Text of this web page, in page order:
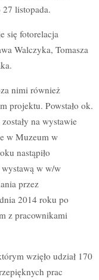
listopada.
się fotorelacja
Walczyka, Tomasza
nimi również
projektu. Powstało ok.
na wystawie
w Muzeum w
nastąpiło
w w/w
przez
2014 roku po
z pracownikami
wzięło udział 170
prac